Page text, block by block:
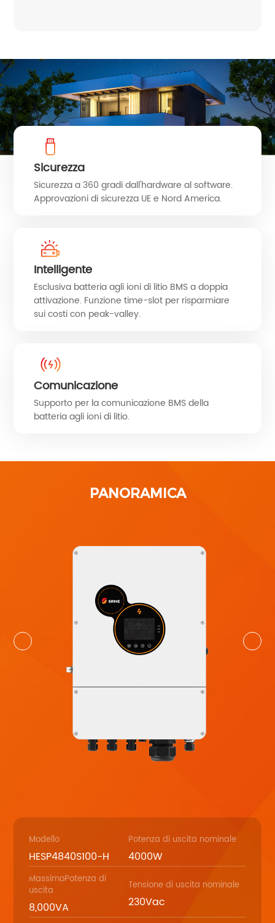
Sicurezza
Sicurezza a 360 gradi dall'hardware al software.
Approvazioni di sicurezza UE e Nord America.
Intelligente
Esclusiva batteria agli ioni di litio BMS a doppia
attivazione. Funzione time-slot per risparmiare
sui costi con peak-valley.
Comunicazione
Supporto per la comunicazione BMS della
batteria agli ioni di litio.
PANORAMICA
Modello
HESP4840S100-H
Potenza di uscita nominale
4000W
MassimoPotenza di
uscita
8,000VA
Tensione di uscita nominale
230Vac